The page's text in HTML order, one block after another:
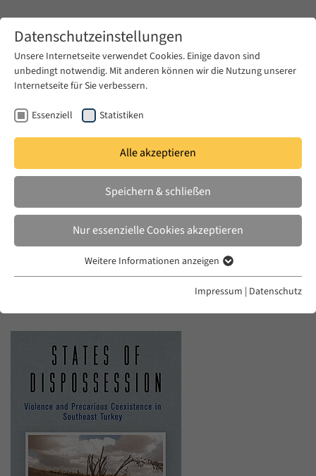
Zum Hauptinhalt springen
MO. 20 JULI 2020
States of Dispossession: Violence
and Precarious Coexistence in
Southeast Turkey
Datenschutzeinstellungen
Unsere Internetseite verwendet Cookies. Einige davon sind
unbedingt notwendig. Mit anderen können wir die Nutzung unserer
Internetseite für Sie verbessern.
Essenziell Statistiken
Alle akzeptieren
Speichern & schließen
Nur essenzielle Cookies akzeptieren
Essenzielle Cookies werden für grundlegende Funktionen der
einwandfrei funktioniert.
Name cookie_optin
Anbieter Forum Transregionale Studien e.V.
Laufzeit 1 Jahr
Zweck
Dieses Cookie wird verwendet, um Ihre
Cookie-Einstellungen für diese Website zu
speichern.
Cookie-Informationen anzeigen
Statistiken
Mit diesen Cookies können wir Statistiken über die Nutzung der
Inhalte unserer Internetseite erstellen. Die Statistiken verwalten
wir auf der Plattform Matomo. Sie stehen nur dem Forum
Transregionale Studien e.V. zur Verfügung und werden nicht
weitergegeben.
Weitere Informationen anzeigen
Impressum | Datenschutz